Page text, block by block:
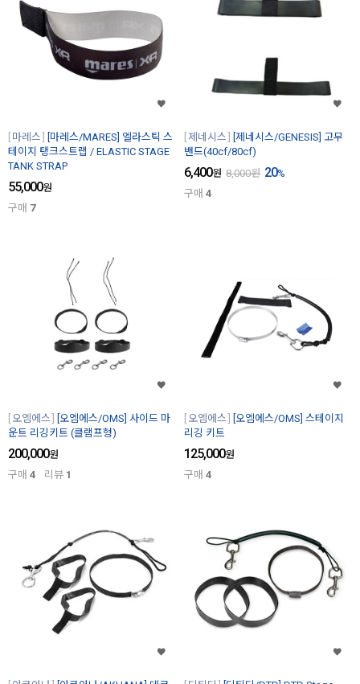
마레스
[마레스/MARES] 엘라스틱 스
테이지 탱크스트랩 / ELASTIC STAGE
TANK STRAP
55,000원
구매 7
제네시스
[제네시스/GENESIS] 고무
밴드(40cf/80cf)
6,400원 8,000원 20%
구매 4
오엠에스
[오엠에스/OMS] 사이드 마
운트 리깅키트 (클램프형)
200,000원
구매 4 리뷰 1
오엠에스
[오엠에스/OMS] 스테이지
리깅 키트
125,000원
구매 4